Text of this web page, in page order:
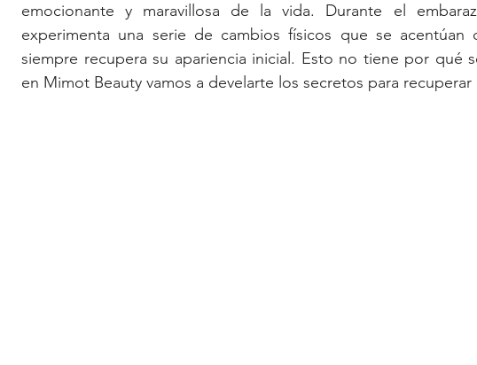
emocionante y maravillosa de la vida. Durante el
experimenta una serie de cambios físicos que se
siempre recupera su apariencia inicial. Esto no tiene por qué
en Mimot Beauty vamos a develarte los secretos para recuperar